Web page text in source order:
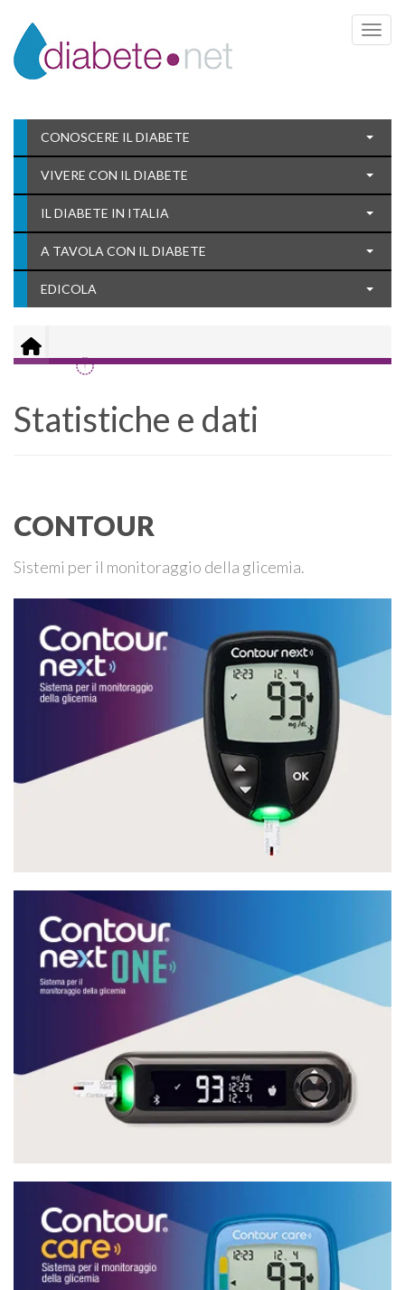
Toggle
CONOSCERE IL DIABETE
VIVERE CON IL DIABETE
IL DIABETE IN ITALIA
A TAVOLA CON IL DIABETE
EDICOLA
Statistiche e dati
CONTOUR
Sistemi per il monitoraggio della glicemia.